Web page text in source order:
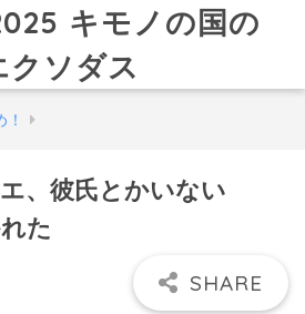
キモノの国の
クソダス
、彼氏とかいない
た